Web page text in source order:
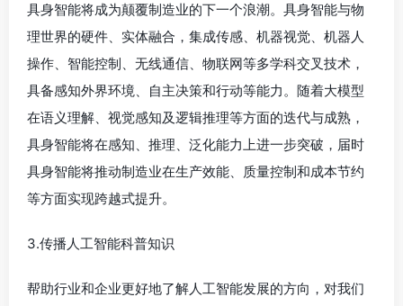
具身智能将成为颠覆制造业的下一个浪潮。具身智能与物
理世界的硬件、实体融合，集成传感、机器视觉、机器人
操作、智能控制、无线通信、物联网等多学科交叉技术，
具备感知外界环境、自主决策和行动等能力。随着大模型
在语义理解、视觉感知及逻辑推理等方面的迭代与成熟，
具身智能将在感知、推理、泛化能力上进一步突破，届时
具身智能将推动制造业在生产效能、质量控制和成本节约
等方面实现跨越式提升。
3.传播人工智能科普知识
帮助行业和企业更好地了解人工智能发展的方向，对我们